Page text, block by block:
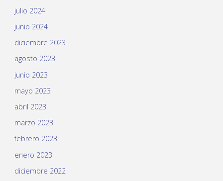
julio 2024
junio 2024
diciembre 2023
agosto 2023
junio 2023
mayo 2023
abril 2023
marzo 2023
febrero 2023
enero 2023
diciembre 2022